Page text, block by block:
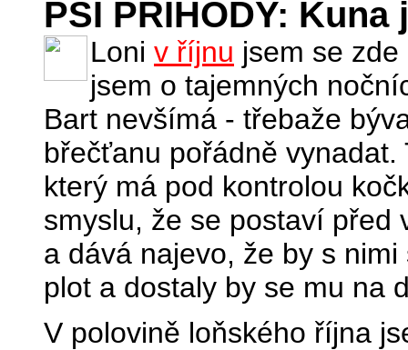
PSÍ PŘÍHODY:
Loni v říjnu jsem se
jsem o tajemných
Bart nevšímá - třebaže
břečťanu pořádně
který má pod kontrolou
smyslu, že se postaví
a dává najevo, že by s
plot a dostaly by se mu na
V polovině loňského října